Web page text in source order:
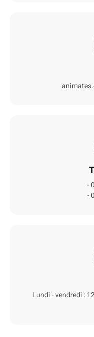
-
-
Lundi - vendredi :